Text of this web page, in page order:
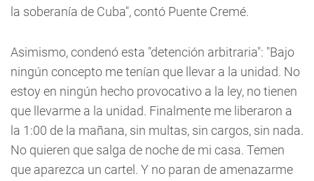
la soberanía de Cuba", contó Puente Cremé.
Asimismo, condenó esta "detención arbitraria": "Bajo
ningún concepto me tenían que llevar a la unidad. No
estoy en ningún hecho provocativo a la ley, no tienen
que llevarme a la unidad. Finalmente me liberaron a
la 1:00 de la mañana, sin multas, sin cargos, sin nada.
No quieren que salga de noche de mi casa. Temen
que aparezca un cartel. Y no paran de amenazarme